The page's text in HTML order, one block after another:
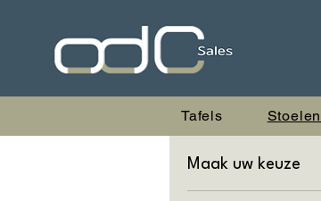
Tafels Stoelen
Maak uw keuze